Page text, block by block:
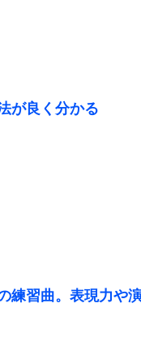
が良く分かる
練習曲。表現力や